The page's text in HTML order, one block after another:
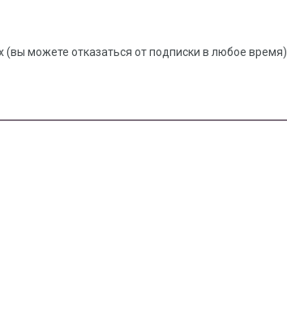
можете отказаться от подписки в любое время).